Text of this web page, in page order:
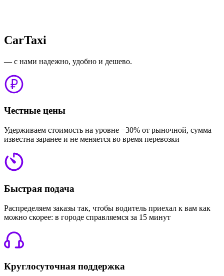
CarTaxi
— с нами надежно, удобно и дешево.
Честные цены
Удерживаем стоимость на уровне −30% от рыночной, сумма
известна заранее и не меняется во время перевозки
Быстрая подача
Распределяем заказы так, чтобы водитель приехал к вам как
можно скорее: в городе справляемся за 15 минут
Круглосуточная поддержка